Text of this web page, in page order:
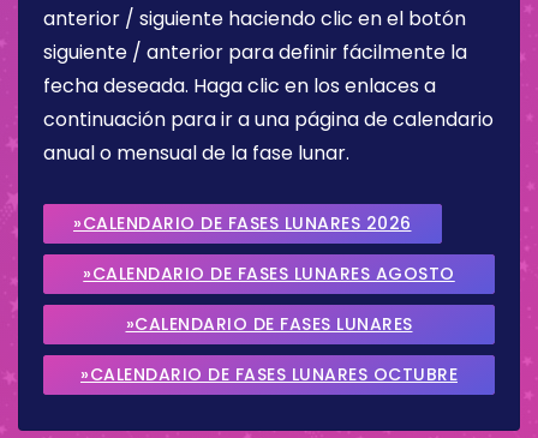
anterior / siguiente haciendo clic en el botón
siguiente / anterior para definir fácilmente la
fecha deseada. Haga clic en los enlaces a
continuación para ir a una página de calendario
anual o mensual de la fase lunar.
»CALENDARIO DE FASES LUNARES 2026
»CALENDARIO DE FASES LUNARES AGOSTO
2026
»CALENDARIO DE FASES LUNARES
SEPTIEMBRE 2026
»CALENDARIO DE FASES LUNARES OCTUBRE